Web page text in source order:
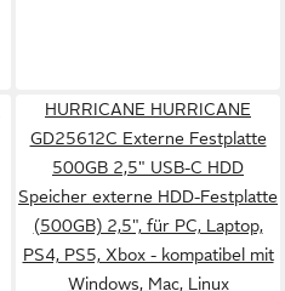
HURRICANE HURRICANE
GD25612C Externe Festplatte
500GB 2,5" USB-C HDD
Speicher externe HDD-Festplatte
(500GB) 2,5", für PC, Laptop,
PS4, PS5, Xbox - kompatibel mit
Windows, Mac, Linux